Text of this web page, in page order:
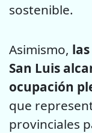
sostenible.
Asimismo,
San Luis
ocupación
que
provinciales